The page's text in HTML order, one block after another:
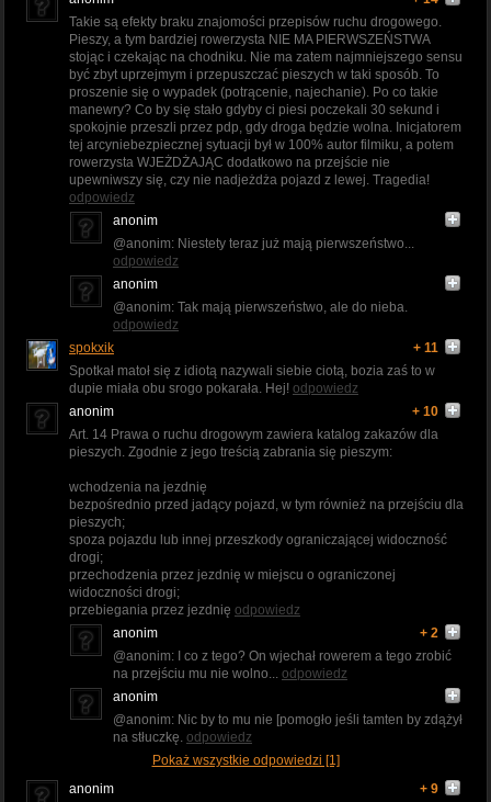
Takie są efekty braku znajomości przepisów ruchu drogowego.
Pieszy, a tym bardziej rowerzysta NIE MA PIERWSZEŃSTWA
stojąc i czekając na chodniku. Nie ma zatem najmniejszego sensu
być zbyt uprzejmym i przepuszczać pieszych w taki sposób. To
proszenie się o wypadek (potrącenie, najechanie). Po co takie
manewry? Co by się stało gdyby ci piesi poczekali 30 sekund i
spokojnie przeszli przez pdp, gdy droga będzie wolna. Inicjatorem
tej arcyniebezpiecznej sytuacji był w 100% autor filmiku, a potem
rowerzysta WJEŻDŻAJĄC dodatkowo na przejście nie
upewniwszy się, czy nie nadjeżdża pojazd z lewej. Tragedia!
odpowiedz
anonim
@anonim: Niestety teraz już mają pierwszeństwo...
odpowiedz
anonim
@anonim: Tak mają pierwszeństwo, ale do nieba.
odpowiedz
spokxik
+ 11
Spotkał matoł się z idiotą nazywali siebie ciotą, bozia zaś to w
dupie miała obu srogo pokarała. Hej! odpowiedz
anonim
+ 10
Art. 14 Prawa o ruchu drogowym zawiera katalog zakazów dla
pieszych. Zgodnie z jego treścią zabrania się pieszym:
wchodzenia na jezdnię
bezpośrednio przed jadący pojazd, w tym również na przejściu dla
pieszych;
spoza pojazdu lub innej przeszkody ograniczającej widoczność
drogi;
przechodzenia przez jezdnię w miejscu o ograniczonej
widoczności drogi;
przebiegania przez jezdnię odpowiedz
anonim
+ 2
@anonim: I co z tego? On wjechał rowerem a tego zrobić
na przejściu mu nie wolno... odpowiedz
anonim
@anonim: Nic by to mu nie [pomogło jeśli tamten by zdążył
na stłuczkę. odpowiedz
Pokaż wszystkie odpowiedzi [1]
anonim
+ 9